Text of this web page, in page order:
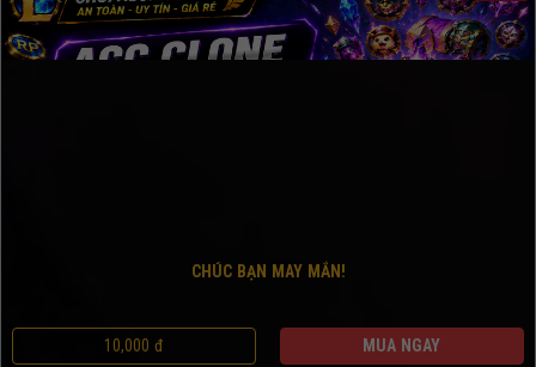
CHÚC BẠN MAY MẮN!
10,000 đ MUA NGAY